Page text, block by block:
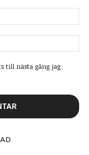
till nästa gång jag